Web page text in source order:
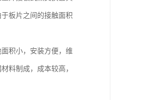
板片之间的接触面积
积小，安装方便，维
料制成，成本较高，